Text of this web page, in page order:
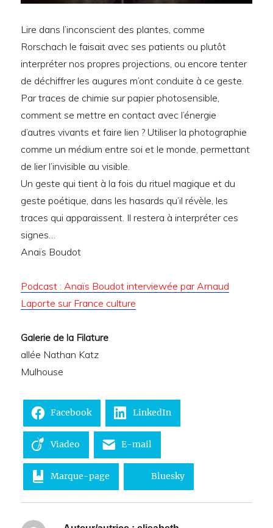
Lire dans l’inconscient des plantes, comme
Rorschach le faisait avec ses patients ou plutôt
interpréter nos propres projections, ou encore tenter
de déchiffrer les augures m’ont conduite à ce geste.
Par traces de chimie sur papier photosensible,
comment se mettre en contact avec l’énergie
d’autres vivants et faire lien ? Utiliser la photographie
comme un médium entre soi et le monde, permettant
de lier l’invisible au visible.
Un geste qui tient à la fois du rituel magique et du
geste poétique, dans les hasards qu’il révèle, les
traces qui apparaissent. Il restera à interpréter ces
signes…
Anaïs Boudot
Podcast : Anaïs Boudot interviewée par Arnaud
Laporte sur France culture
Galerie de la Filature
allée Nathan Katz
Mulhouse
Facebook LinkedIn
Viadeo E-mail
Marque-page Bluesky